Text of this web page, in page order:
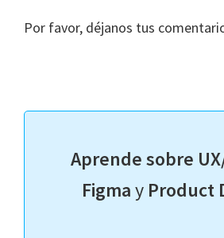
Por favor, déjanos tus
Aprende sobre
Figmay Product